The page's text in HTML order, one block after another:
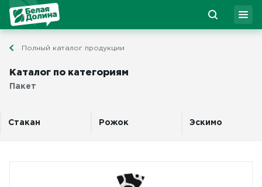
Полный каталог продукции
Каталог по категориям
Пакет
Стакан Рожок Эскимо